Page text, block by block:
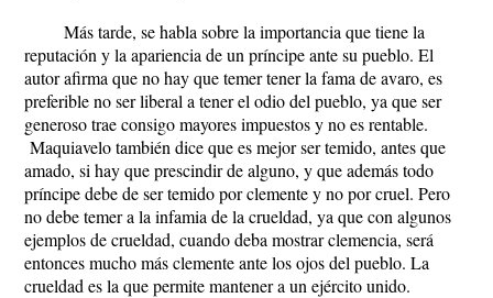
Más tarde, se habla sobre la importancia que tiene la
reputación y la apariencia de un príncipe ante su pueblo. El
autor afirma que no hay que temer tener la fama de avaro, es
preferible no ser liberal a tener el odio del pueblo, ya que ser
generoso trae consigo mayores impuestos y no es rentable.
Maquiavelo también dice que es mejor ser temido, antes que
amado, si hay que prescindir de alguno, y que además todo
príncipe debe de ser temido por clemente y no por cruel. Pero
no debe temer a la infamia de la crueldad, ya que con algunos
ejemplos de crueldad, cuando deba mostrar clemencia, será
entonces mucho más clemente ante los ojos del pueblo. La
crueldad es la que permite mantener a un ejército unido.